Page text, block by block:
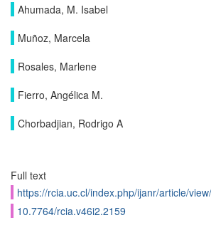
Ahumada, M. Isabel
Muñoz, Marcela
Rosales, Marlene
Fierro, Angélica M.
Chorbadjian, Rodrigo A
Full text
https://rcia.uc.cl/index.php/ijanr/article/
10.7764/rcia.v46i2.2159